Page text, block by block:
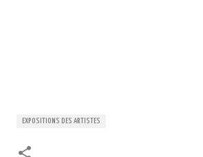
EXPOSITIONS DES ARTISTES